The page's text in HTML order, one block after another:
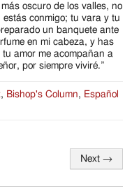
oscuro de los valles, no
estás conmigo; tu vara y tu
un banquete ante
en mi cabeza, y has
amor me acompañan a
por siempre viviré.”
, Bishop's Column, Español
Next →